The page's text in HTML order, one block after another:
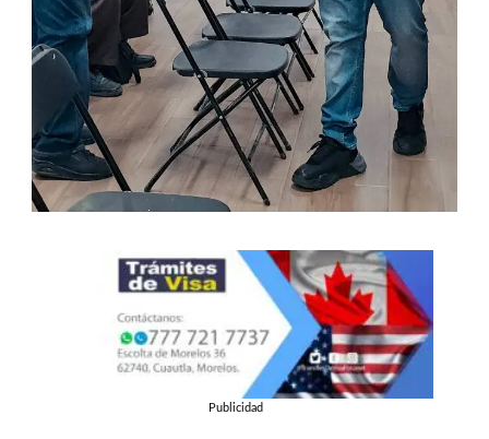
Publicidad